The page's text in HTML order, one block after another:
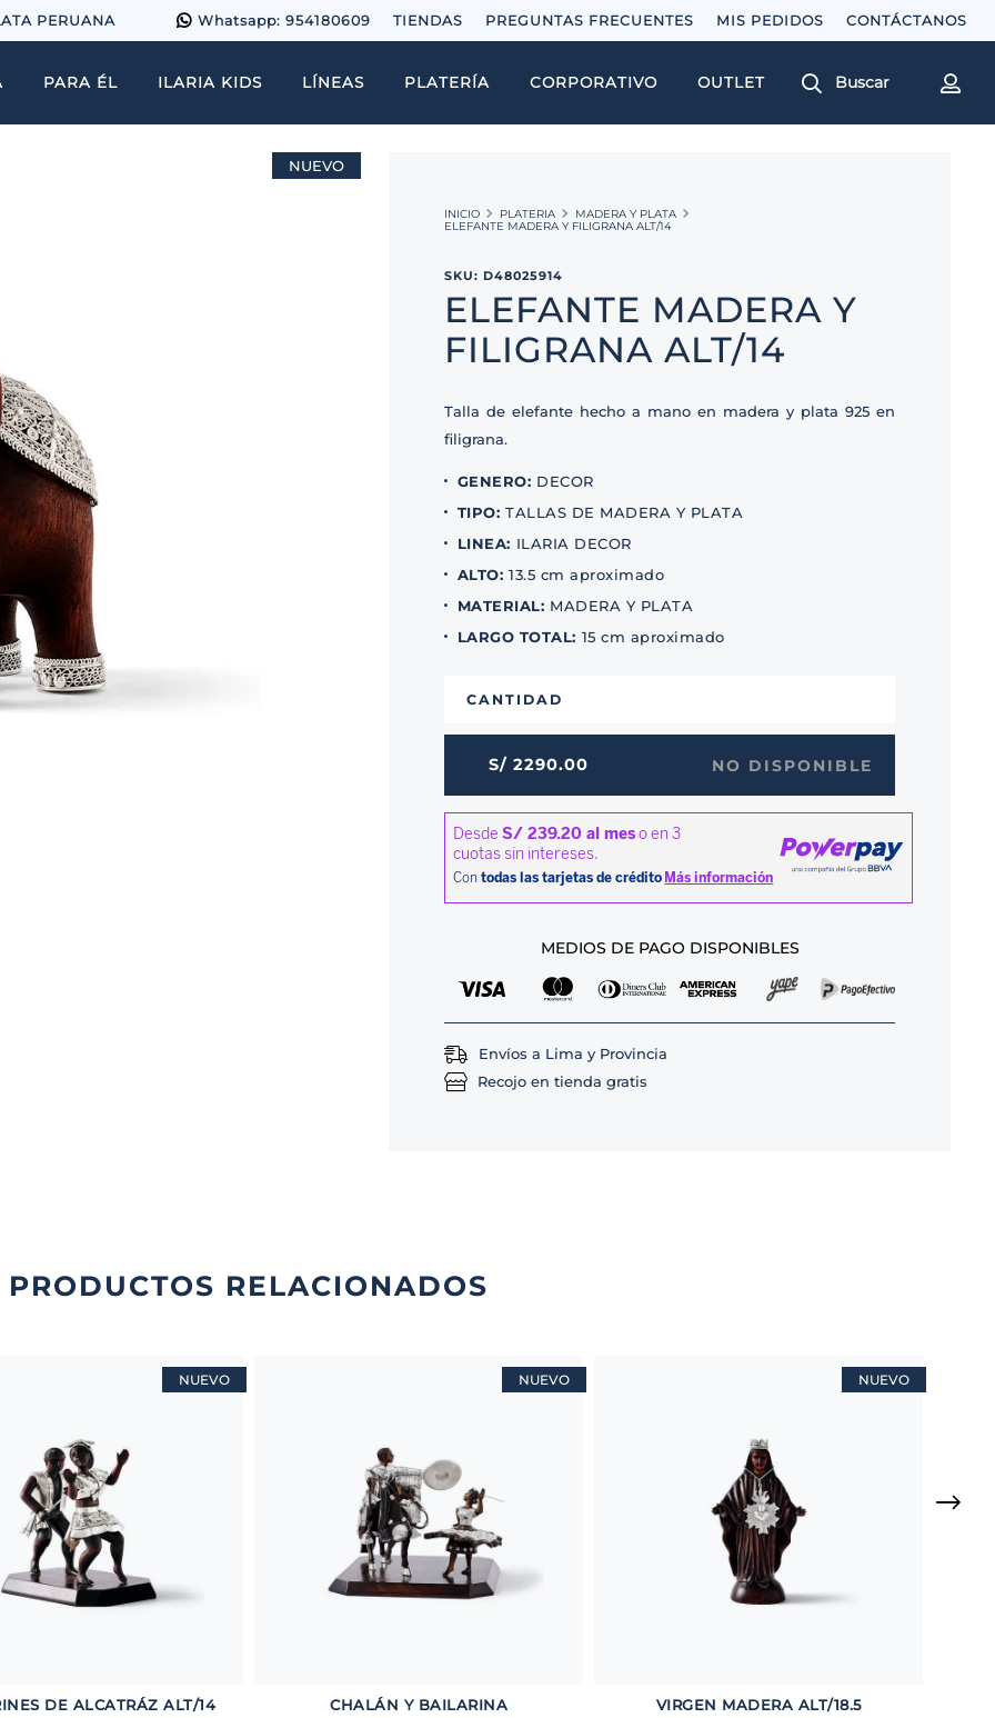
PERUANA Whatsapp: 954180609 TIENDAS PREGUNTAS FRECUENTES MIS PEDIDOS
PARA ÉL ILARIA KIDS LÍNEAS PLATERÍA CORPORATIVO OUTLET Buscar
NUEVO
PLATERIA
MADERA Y PLATA
ELEFANTE MADERA Y FILIGRANA ALT/14
SKU: D48025914
ELEFANTE MADERA Y
FILIGRANA ALT/14
Talla de elefante hecho a mano en madera y plata 925 en
filigrana.
GENERO: DECOR
TIPO: TALLAS DE MADERA Y PLATA
LINEA: ILARIA DECOR
ALTO: 13.5 cm aproximado
MATERIAL: MADERA Y PLATA
LARGO TOTAL: 15 cm aproximado
CANTIDAD
S/ 2290.00 NO DISPONIBLE
MEDIOS DE PAGO DISPONIBLES
Envíos a Lima y Provincia
Recojo en tienda gratis
PRODUCTOS RELACIONADOS
DE ALCATRÁZ ALT/14
NUEVO
CHALÁN Y BAILARINA
NUEVO
VIRGEN MADERA ALT/18.5
NUEVO